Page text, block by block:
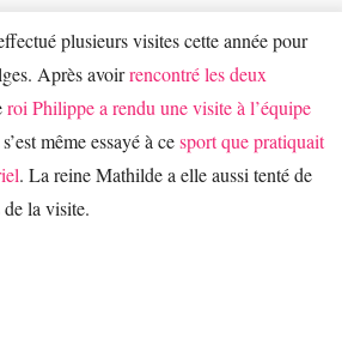
plusieurs visites cette année pour
Après avoirrencontré les deux
roi Philippe a rendu une visite à l’équipe
même essayé à cesport que pratiquait
. La reine Mathilde a elle aussi tenté de
la visite.